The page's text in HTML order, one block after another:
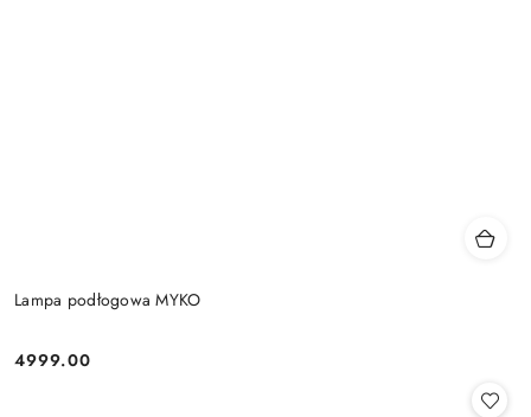
Lampa podłogowa MYKO
Cena:
4999.00